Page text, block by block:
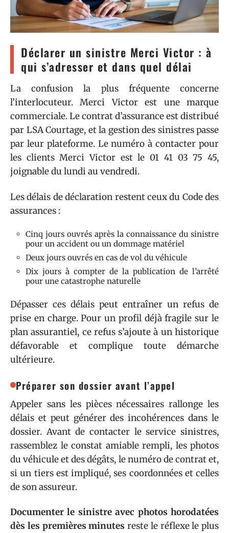
Déclarer un sinistre Merci Victor : à
qui s’adresser et dans quel délai
La confusion la plus fréquente concerne
l’interlocuteur. Merci Victor est une marque
commerciale. Le contrat d’assurance est distribué
par LSA Courtage, et la gestion des sinistres passe
par leur plateforme. Le numéro à contacter pour
les clients Merci Victor est le 01 41 03 75 45,
joignable du lundi au vendredi.
Les délais de déclaration restent ceux du Code des
assurances :
Cinq jours ouvrés après la connaissance du sinistre
pour un accident ou un dommage matériel
Deux jours ouvrés en cas de vol du véhicule
Dix jours à compter de la publication de l’arrêté
pour une catastrophe naturelle
Dépasser ces délais peut entraîner un refus de
prise en charge. Pour un profil déjà fragile sur le
plan assurantiel, ce refus s’ajoute à un historique
défavorable et complique toute démarche
ultérieure.
Préparer son dossier avant l’appel
Appeler sans les pièces nécessaires rallonge les
délais et peut générer des incohérences dans le
dossier. Avant de contacter le service sinistres,
rassemblez le constat amiable rempli, les photos
du véhicule et des dégâts, le numéro de contrat et,
si un tiers est impliqué, ses coordonnées et celles
de son assureur.
Documenter le sinistre avec photos horodatées
dès les premières minutes reste le réflexe le plus